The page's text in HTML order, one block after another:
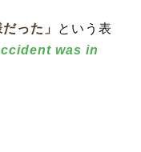
った」
という表
was in